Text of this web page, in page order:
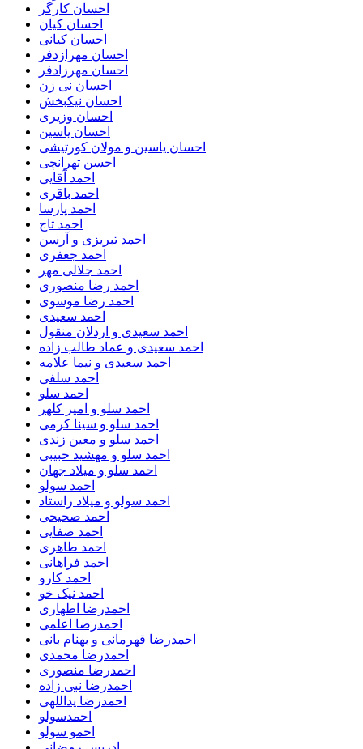
احسان کارگر
احسان کیان
احسان کیانی
احسان مهرازدفر
احسان مهرزادفر
احسان نی زن
احسان نیکبخش
احسان وزیری
احسان یاسین
احسان یاسین و مولان کورتیشی
احسن تهرانچی
احمد آقایی
احمد باقری
احمد پارسا
احمد تاج
احمد تبریزی و آرسن
احمد جعفری
احمد جلالی مهر
احمد رضا منصوری
احمد رضا موسوی
احمد سعیدی
احمد سعیدی و اردلان منقول
احمد سعیدی و عماد طالب زاده
احمد سعیدی و نیما علامه
احمد سلفی
احمد سلو
احمد سلو و امیر کلهر
احمد سلو و سینا کرمی
احمد سلو و معین زندی
احمد سلو و مهشید حبیبی
احمد سلو و میلاد جهان
احمد سولو
احمد سولو و میلاد راستاد
احمد صحیحی
احمد صفایی
احمد طاهری
احمد فراهانی
احمد کارو
احمد نیک خو
احمدرضا اطهاری
احمدرضا اعلمی
احمدرضا قهرمانی و بهنام بانی
احمدرضا محمدی
احمدرضا منصوری
احمدرضا نبی زاده
احمدرضا یداللهی
احمدسولو
احمو سولو